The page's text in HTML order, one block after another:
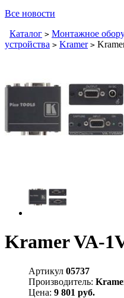
Все новости
Каталог > Монтажное
устройства > Kramer >
Kramer VA-
Артикул 05737
Производитель:
Цена: 9 801 руб.